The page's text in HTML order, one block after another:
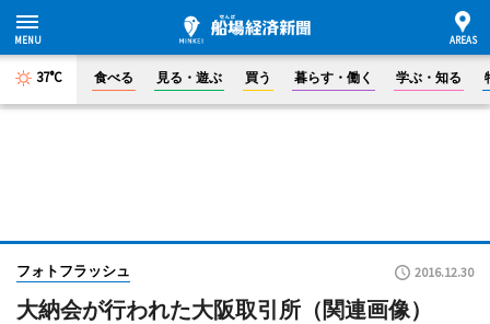
37°C 食べる 見る・遊ぶ 買う 暮らす・働く 学ぶ・知る
フォトフラッシュ 2016.12.30
大納会が行われた大阪取引所（関連画像）